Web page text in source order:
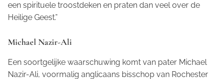
een spirituele troostdeken en praten dan veel over de
Heilige Geest.”
Michael Nazir-Ali
Een soortgelijke waarschuwing komt van pater Michael
Nazir-Ali, voormalig anglicaans bisschop van Rochester